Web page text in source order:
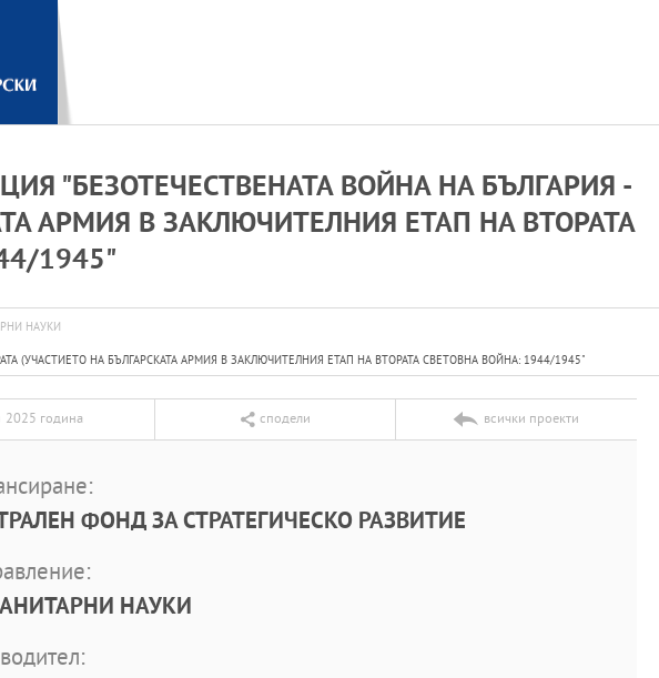
"БЕЗОТЕЧЕСТВЕНАТА ВОЙНА НА БЪЛГАРИЯ -
АРМИЯ В ЗАКЛЮЧИТЕЛНИЯ ЕТАП НА ВТОРАТА
1945"
НАУКИ
НА БЪЛГАРСКАТА АРМИЯ В ЗАКЛЮЧИТЕЛНИЯ ЕТАП НА ВТОРАТА СВЕТОВНА ВОЙНА: 1944/1945"
2025 година сподели всички проекти
ФОНД ЗА СТРАТЕГИЧЕСКО РАЗВИТИЕ
НАУКИ